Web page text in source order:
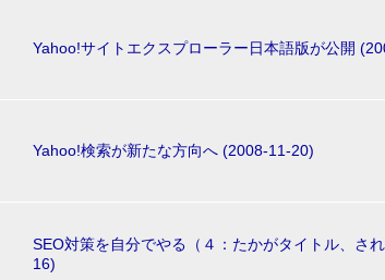
Yahoo!サイトエクスプローラー日本語版が公開
Yahoo!検索が新たな方向へ (2008-11-20)
SEO対策を自分でやる（４：たかがタイトル、さ
16)